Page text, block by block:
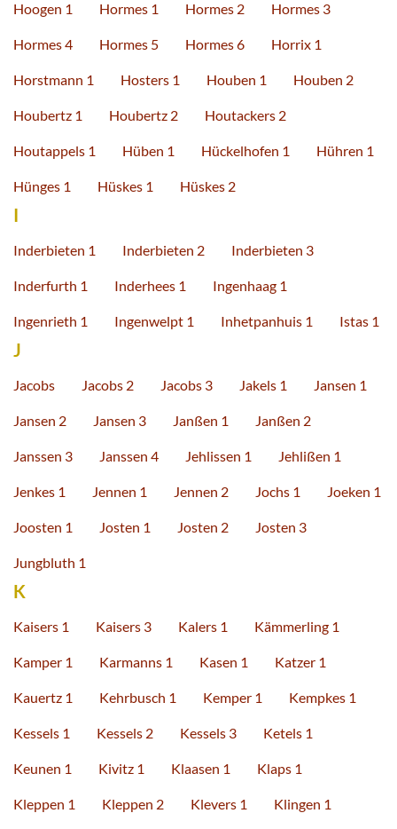
Hoogen 1 Hormes 1 Hormes 2 Hormes 3
Hormes 4 Hormes 5 Hormes 6 Horrix 1
Horstmann 1 Hosters 1 Houben 1 Houben 2
Houbertz 1 Houbertz 2 Houtackers 2
Houtappels 1 Hüben 1 Hückelhofen 1 Hühren 1
Hünges 1 Hüskes 1 Hüskes 2
I
Inderbieten 1 Inderbieten 2 Inderbieten 3
Inderfurth 1 Inderhees 1 Ingenhaag 1
Ingenrieth 1 Ingenwelpt 1 Inhetpanhuis 1 Istas 1
J
Jacobs Jacobs 2 Jacobs 3 Jakels 1 Jansen 1
Jansen 2 Jansen 3 Janßen 1 Janßen 2
Janssen 3 Janssen 4 Jehlissen 1 Jehlißen 1
Jenkes 1 Jennen 1 Jennen 2 Jochs 1 Joeken 1
Joosten 1 Josten 1 Josten 2 Josten 3
Jungbluth 1
K
Kaisers 1 Kaisers 3 Kalers 1 Kämmerling 1
Kamper 1 Karmanns 1 Kasen 1 Katzer 1
Kauertz 1 Kehrbusch 1 Kemper 1 Kempkes 1
Kessels 1 Kessels 2 Kessels 3 Ketels 1
Keunen 1 Kivitz 1 Klaasen 1 Klaps 1
Kleppen 1 Kleppen 2 Klevers 1 Klingen 1